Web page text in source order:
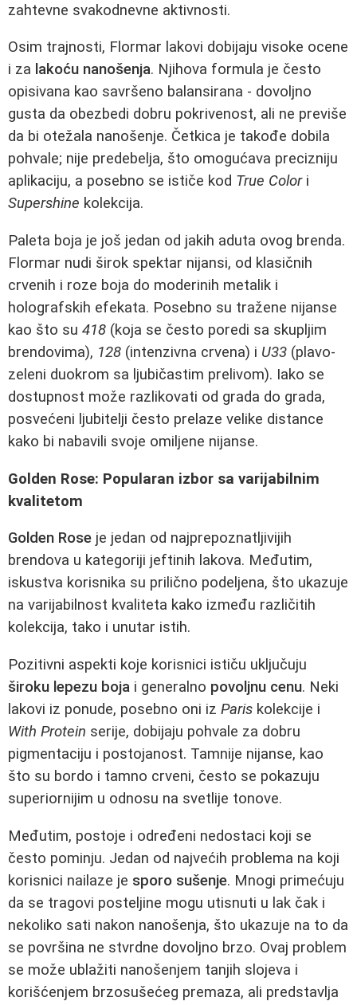
zahtevne svakodnevne aktivnosti.
Osim trajnosti, Flormar lakovi dobijaju visoke ocene
i za lakoću nanošenja. Njihova formula je često
opisivana kao savršeno balansirana - dovoljno
gusta da obezbedi dobru pokrivenost, ali ne previše
da bi otežala nanošenje. Četkica je takođe dobila
pohvale; nije predebelja, što omogućava precizniju
aplikaciju, a posebno se ističe kod True Colori
Supershine kolekcija.
Paleta boja je još jedan od jakih aduta ovog brenda.
Flormar nudi širok spektar nijansi, od klasičnih
crvenih i roze boja do moderinih metalik i
holografskih efekata. Posebno su tražene nijanse
kao što su 418 (koja se često poredi sa skupljim
brendovima), 128 (intenzivna crvena) i U33 (plavo-
zeleni duokrom sa ljubičastim prelivom). Iako se
dostupnost može razlikovati od grada do grada,
posvećeni ljubitelji često prelaze velike distance
kako bi nabavili svoje omiljene nijanse.
Golden Rose: Popularan izbor sa varijabilnim
kvalitetom
Golden Rose je jedan od najprepoznatljivijih
brendova u kategoriji jeftinih lakova. Međutim,
iskustva korisnika su prilično podeljena, što ukazuje
na varijabilnost kvaliteta kako između različitih
kolekcija, tako i unutar istih.
Pozitivni aspekti koje korisnici ističu uključuju
široku lepezu boja i generalno povoljnu cenu. Neki
lakovi iz ponude, posebno oni iz Paris kolekcije i
With Protein serije, dobijaju pohvale za dobru
pigmentaciju i postojanost. Tamnije nijanse, kao
što su bordo i tamno crveni, često se pokazuju
superiornijim u odnosu na svetlije tonove.
Međutim, postoje i određeni nedostaci koji se
često pominju. Jedan od najvećih problema na koji
korisnici nailaze je sporo sušenje. Mnogi primećuju
da se tragovi posteljine mogu utisnuti u lak čak i
nekoliko sati nakon nanošenja, što ukazuje na to da
se površina ne stvrdne dovoljno brzo. Ovaj problem
se može ublažiti nanošenjem tanjih slojeva i
korišćenjem brzosušećeg premaza, ali predstavlja